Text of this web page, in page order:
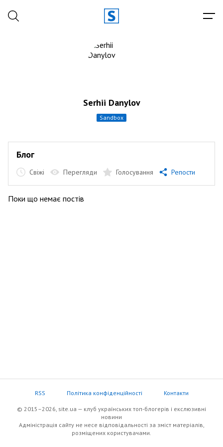
Serhii Danylov
sandbox
Блог
Свіжі Перегляди Голосування Репости
Поки що немає постів
RSS Політика конфіденційності Контакти
© 2015–2026, site.ua — клуб українських топ-блогерів i екслюзивнi
новини
Адміністрація сайту не несе відповідальності за зміст матеріалів,
розміщених користувачами.